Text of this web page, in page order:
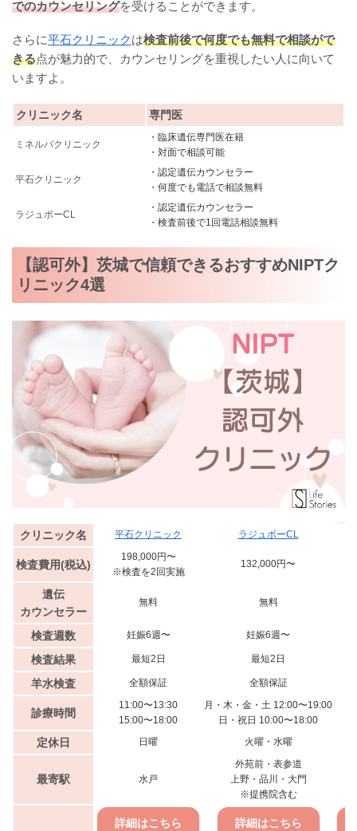
でのカウンセリングを受けることができます。
さらに平石クリニックは検査前後で何度でも無料で相談がで
きる点が魅力的で、カウンセリングを重視したい人に向いて
いますよ。
クリニック名 専門医
ミネルバクリニック
・臨床遺伝専門医在籍
・対面で相談可能
平石クリニック
・認定遺伝カウンセラー
・何度でも電話で相談無料
ラジュボーCL
・認定遺伝カウンセラー
・検査前後で1回電話相談無料
【認可外】茨城で信頼できるおすすめNIPTク
リニック4選
クリニック名 平石クリニック ラジュボーCL
検査費用(税込)
198,000円〜
※検査を2回実施
132,000円〜
遺伝
カウンセラー
無料 無料
検査週数 妊娠6週〜 妊娠6週〜
検査結果 最短2日 最短2日
羊水検査 全額保証 全額保証
診療時間
11:00〜13:30
15:00〜18:00
月・木・金・土 12:00〜19:00
日・祝日 10:00〜18:00
定休日 日曜 火曜・水曜
最寄駅 水戸
外苑前・表参道
上野・品川・大門
※提携院含む
詳細はこちら 詳細はこちら